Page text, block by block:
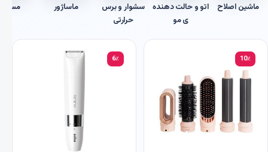
ماشین اصلاح
اتو و حالت دهنده
ی مو
سشوار و برس
حرارتی
ماساژور
10٪ 6٪